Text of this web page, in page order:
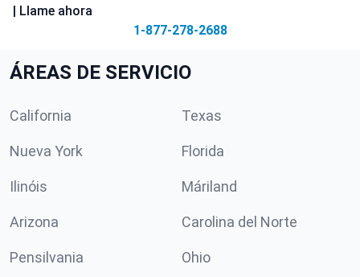
| Llame ahora
1-877-278-2688
ÁREAS DE SERVICIO
California Texas
Nueva York Florida
Ilinóis Máriland
Arizona Carolina del Norte
Pensilvania Ohio